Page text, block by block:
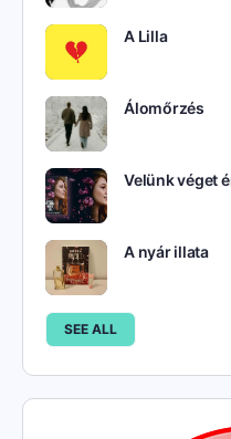
A Lilla
Álomőrzés
Velünk véget
A nyár illata
SEE ALL